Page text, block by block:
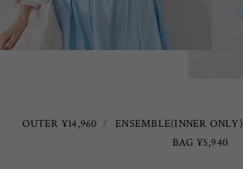
OUTER ¥14,960 ENSEMBLE(INNER
BAG ¥5,940